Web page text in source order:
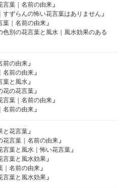
言葉｜名前の由来 」
すずらんの怖い花言葉はありません 」
葉｜名前の由来 」
色別の花言葉と風水｜風水効果のある
前の由来 」
名前の由来 」
葉と風水 」
花の花言葉 」
言葉｜名前の由来 」
名前の由来 」
と花言葉 」
花言葉｜名前の由来 」
言葉と風水｜怖い花言葉 」
言葉と風水効果 」
｜名前の由来 」
言葉と風水効果 」